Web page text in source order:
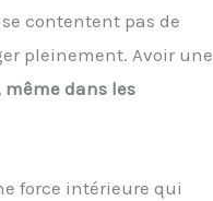
contentent pas de
pleinement. Avoir une
même dans les
force intérieure qui